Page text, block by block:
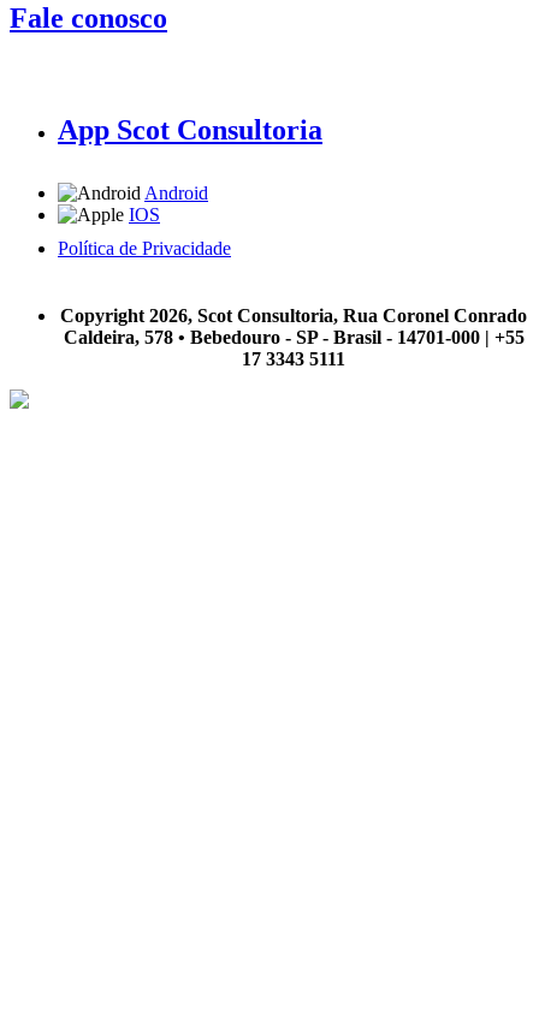
Fale conosco
App Scot Consultoria
Android
IOS
Política de Privacidade
Copyright 2026, Scot Consultoria, Rua Coronel Conrado
Caldeira, 578 • Bebedouro - SP - Brasil - 14701-000 | +55
17 3343 5111